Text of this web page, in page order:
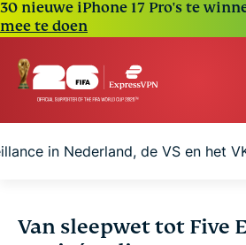
30 nieuwe iPhone 17 Pro's te
mee te doen
in Nederland, de VS en het
Wat is de Five Eyes-alliantie?
Van sleepwet tot Five